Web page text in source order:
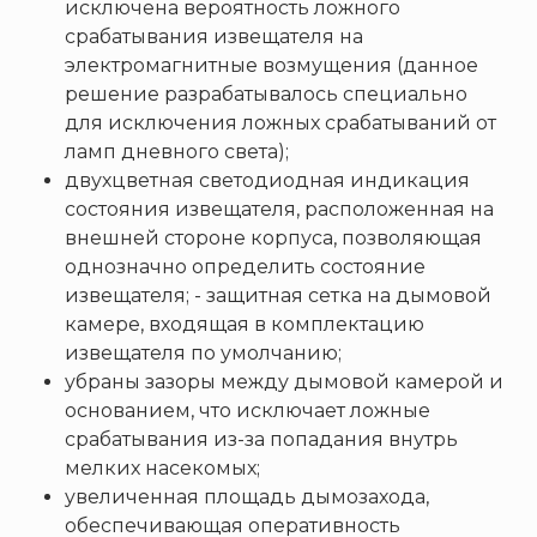
исключена вероятность ложного
срабатывания извещателя на
электромагнитные возмущения (данное
решение разрабатывалось специально
для исключения ложных срабатываний от
ламп дневного света);
двухцветная светодиодная индикация
состояния извещателя, расположенная на
внешней стороне корпуса, позволяющая
однозначно определить состояние
извещателя; - защитная сетка на дымовой
камере, входящая в комплектацию
извещателя по умолчанию;
убраны зазоры между дымовой камерой и
основанием, что исключает ложные
срабатывания из-за попадания внутрь
мелких насекомых;
увеличенная площадь дымозахода,
обеспечивающая оперативность